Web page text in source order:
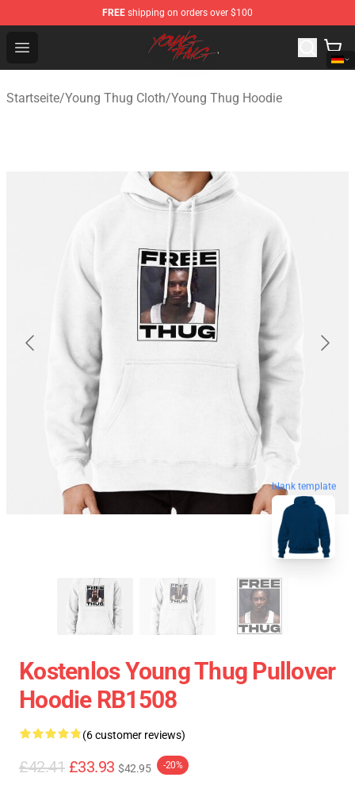
FREE shipping on orders over $100
Open menu
Young Thug Shop - Official Young Thug Merchandise
Startseite/Young Thug Cloth/Young Thug Hoodie
blank template
Kostenlos Young Thug Pullover
Hoodie RB1508
(6 customer reviews)
£42.41 £33.93 $42.95 -20%